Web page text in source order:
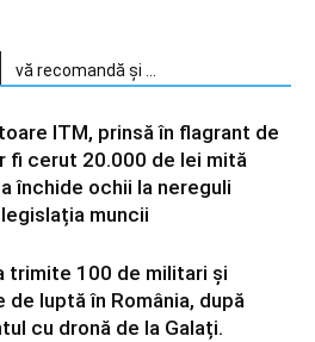
vă recomandă și ...
ITM, prinsă în flagrant de
fi cerut 20.000 de lei mită
închide ochii la nereguli
muncii
trimite 100 de militari și
de luptă în România, după
cu dronă de la Galați.